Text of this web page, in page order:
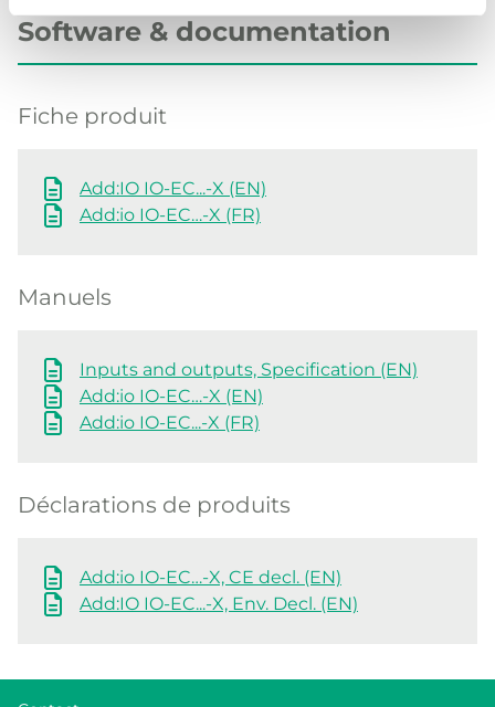
Software & documentation
Fiche produit
Add:IO IO-EC...-X (EN)
Add:io IO-EC…-X (FR)
Manuels
Inputs and outputs, Specification (EN)
Add:io IO-EC…-X (EN)
Add:io IO-EC...-X (FR)
Déclarations de produits
Add:io IO-EC…-X, CE decl. (EN)
Add:IO IO-EC...-X, Env. Decl. (EN)